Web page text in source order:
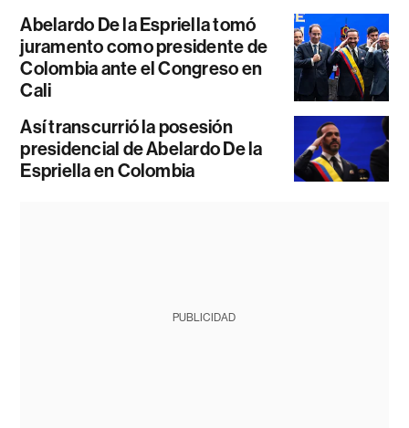
Abelardo De la Espriella tomó
juramento como presidente de
Colombia ante el Congreso en
Cali
Así transcurrió la posesión
presidencial de Abelardo De la
Espriella en Colombia
PUBLICIDAD